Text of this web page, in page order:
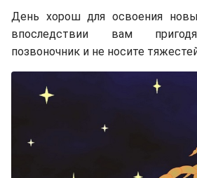
День хорош для освоения
впоследствии вам
позвоночник и не носите